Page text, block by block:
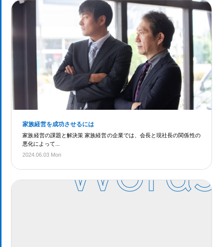
家族経営を成功させるには
家族経営の課題と解決策 家族経営の企業では、会長と現社長の関係性の
悪化によって...
2024.06.03 Mon